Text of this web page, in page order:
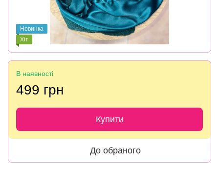
Новинка
Хіт
В наявності
499 грн
Купити
До обраного